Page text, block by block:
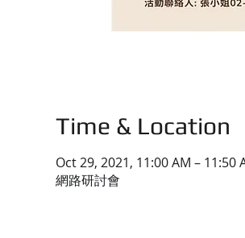
Time & Location
Oct 29, 2021, 11:00 AM – 11:50
網路研討會